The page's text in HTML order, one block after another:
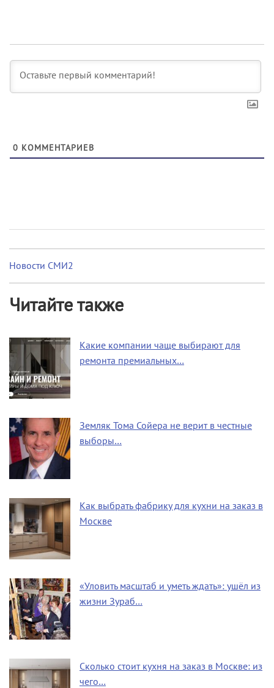
0 КОММЕНТАРИЕВ
Новости СМИ2
Читайте также
Какие компании чаще выбирают для
ремонта премиальных…
Земляк Тома Сойера не верит в честные
выборы…
Как выбрать фабрику для кухни на заказ в
Москве
«Уловить масштаб и уметь ждать»: ушёл из
жизни Зураб…
Сколько стоит кухня на заказ в Москве: из
чего…